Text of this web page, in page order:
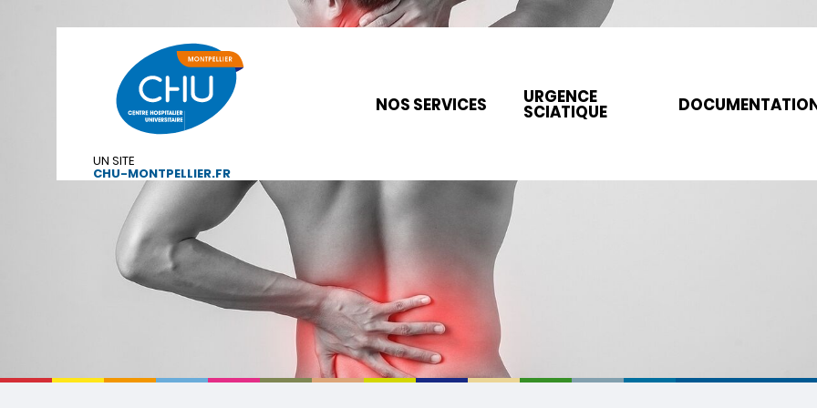
UN SITE
CHU-MONTPELLIER.FR
NOS SERVICES URGENCE
SCIATIQUE